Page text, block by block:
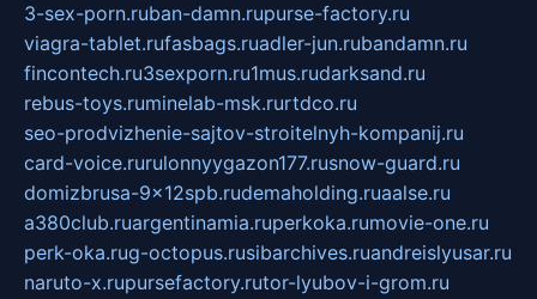
3-sex-porn.ruban-damn.rupurse-factory.ru
viagra-tablet.rufasbags.ruadler-jun.rubandamn.ru
fincontech.ru3sexporn.ru1mus.rudarksand.ru
rebus-toys.ruminelab-msk.rurtdco.ru
seo-prodvizhenie-sajtov-stroitelnyh-kompanij.ru
card-voice.rurulonnyygazon177.rusnow-guard.ru
domizbrusa-9x12spb.rudemaholding.ruaalse.ru
a380club.ruargentinamia.ruperkoka.rumovie-one.ru
perk-oka.rug-octopus.rusibarchives.ruandreislyusar.ru
naruto-x.rupursefactory.rutor-lyubov-i-grom.ru